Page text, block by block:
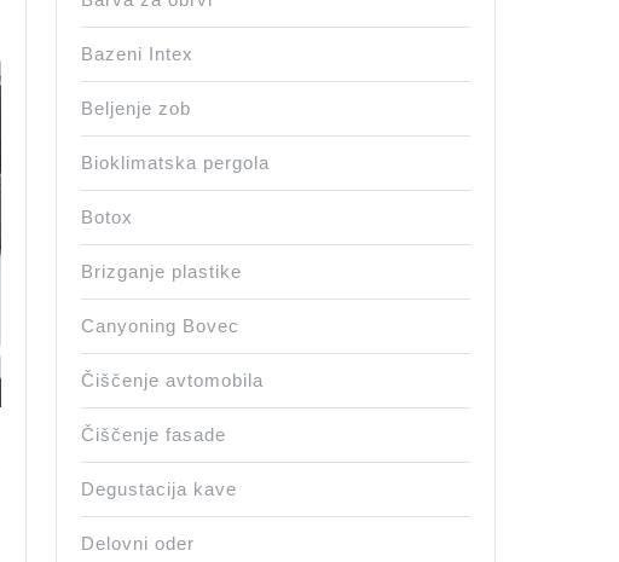
Bazeni Intex
Beljenje zob
Bioklimatska pergola
Botox
Brizganje plastike
Canyoning Bovec
Čiščenje avtomobila
Čiščenje fasade
Degustacija kave
Delovni oder